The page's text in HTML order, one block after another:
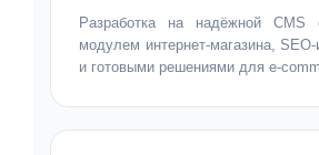
Разработка на надёжной CMS
модулем интернет-магазина,
и готовыми решениями для e-